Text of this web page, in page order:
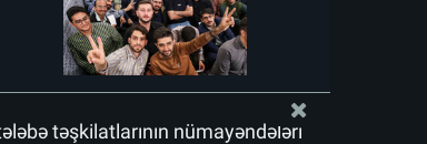
təşkilatlarının nümayəndələri